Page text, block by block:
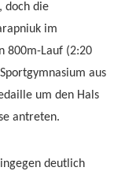
doch die
im
800m-Lauf (2:20
aus
um den Hals
antreten.
deutlich